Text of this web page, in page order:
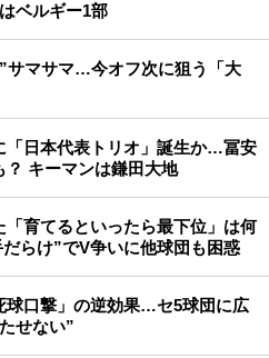
ベルギー1部
サマサマ…今オフ次に狙う「大
「日本代表トリオ」誕生か…冨安
？ キーマンは鎌田大地
「育てるといったら最下位」は何
らけ”でV争いに他球団も困惑
球口撃」の逆効果…セ5球団に広
せない”